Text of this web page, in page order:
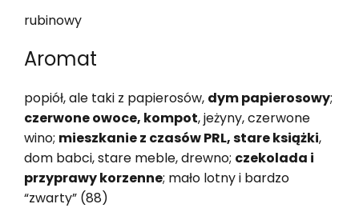
rubinowy
Aromat
popiół, ale taki z papierosów, dym papierosowy;
czerwone owoce, kompot, jeżyny, czerwone
wino; mieszkanie z czasów PRL, stare książki,
dom babci, stare meble, drewno; czekolada i
przyprawy korzenne; mało lotny i bardzo
“zwarty” (88)